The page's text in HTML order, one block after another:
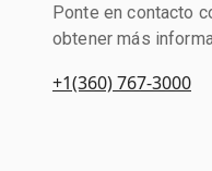
Ponte en contacto
obtener más
+1(360) 767-3000